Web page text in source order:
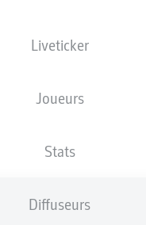
Liveticker
Joueurs
Stats
Diffuseurs
seront annoncées